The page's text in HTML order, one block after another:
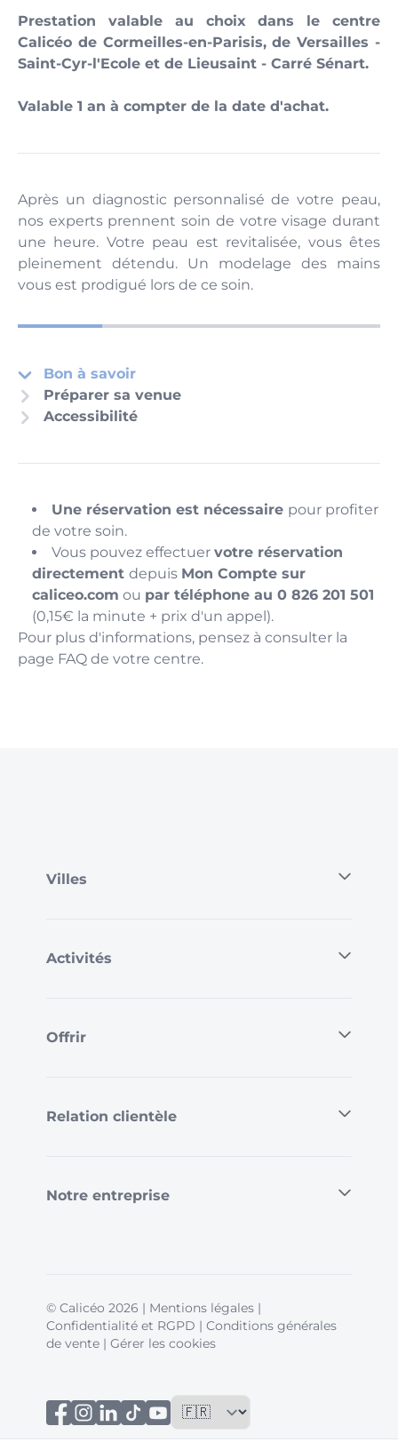
Prestation valable au choix dans le centre
Calicéo de Cormeilles-en-Parisis, de Versailles -
Saint-Cyr-l'Ecole et de Lieusaint - Carré Sénart.
Valable 1 an à compter de la date d'achat.
Après un diagnostic personnalisé de votre peau,
nos experts prennent soin de votre visage durant
une heure. Votre peau est revitalisée, vous êtes
pleinement détendu. Un modelage des mains
vous est prodigué lors de ce soin.
Bon à savoir
Préparer sa venue
Accessibilité
Une réservation est nécessaire pour profiter
de votre soin.
Vous pouvez effectuer votre réservation
directement depuis Mon Compte sur
caliceo.com ou par téléphone au 0 826 201 501
(0,15€ la minute + prix d'un appel).
Pour plus d'informations, pensez à consulter la
page FAQ de votre centre.
Villes
Activités
Offrir
Relation clientèle
Notre entreprise
© Calicéo 2026 | Mentions légales |
Confidentialité et RGPD | Conditions générales
de vente | Gérer les cookies